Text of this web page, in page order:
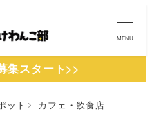
MENU
集スタート>>
ット
カフェ・飲食店